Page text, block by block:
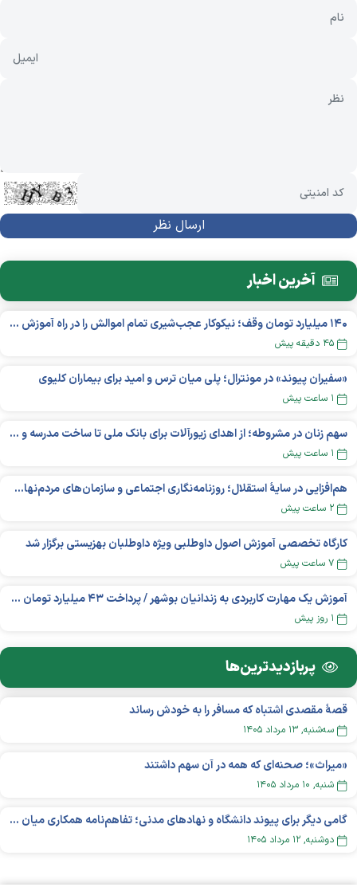
آخرین اخبار
۱۴۰ میلیارد تومان وقف؛ نیکوکار عجب‌شیری تمام اموالش را در راه آموزش بخشید
۴۵ دقیقه پیش
«سفیران پیوند» در مونترال؛ پلی میان ترس و امید برای بیماران کلیوی
۱ ساعت پیش
سهم زنان در مشروطه؛ از اهدای زیورآلات برای بانک ملی تا ساخت مدرسه و یتیم‌خانه
۱ ساعت پیش
هم‌افزایی در سایهٔ استقلال؛ روزنامه‌نگاری اجتماعی و سازمان‌های مردم‌نهاد در اکوسیستم بین‌المللی غیردولتی‌ها
۲ ساعت پیش
کارگاه تخصصی آموزش اصول داوطلبی ویژه داوطلبان بهزیستی برگزار شد
۷ ساعت پیش
آموزش یک مهارت کاربردی به زندانیان بوشهر / پرداخت ۴۳ میلیارد تومان تسهیلات خوداشتغالی
۱ روز پیش
پربازدید‌ترین‌ها
قصهٔ مقصدی اشتباه که مسافر را به خودش رساند
سه‌شنبه, ۱۳ مرداد ۱۴۰۵
«میراث»؛ صحنه‌ای که همه در آن سهم داشتند
شنبه, ۱۰ مرداد ۱۴۰۵
گامی دیگر برای پیوند دانشگاه و نهادهای مدنی؛ تفاهم‌نامه همکاری میان «شبکه ملی» و «دانشگاه هنر ایران» منعقد شد
دوشنبه, ۱۲ مرداد ۱۴۰۵